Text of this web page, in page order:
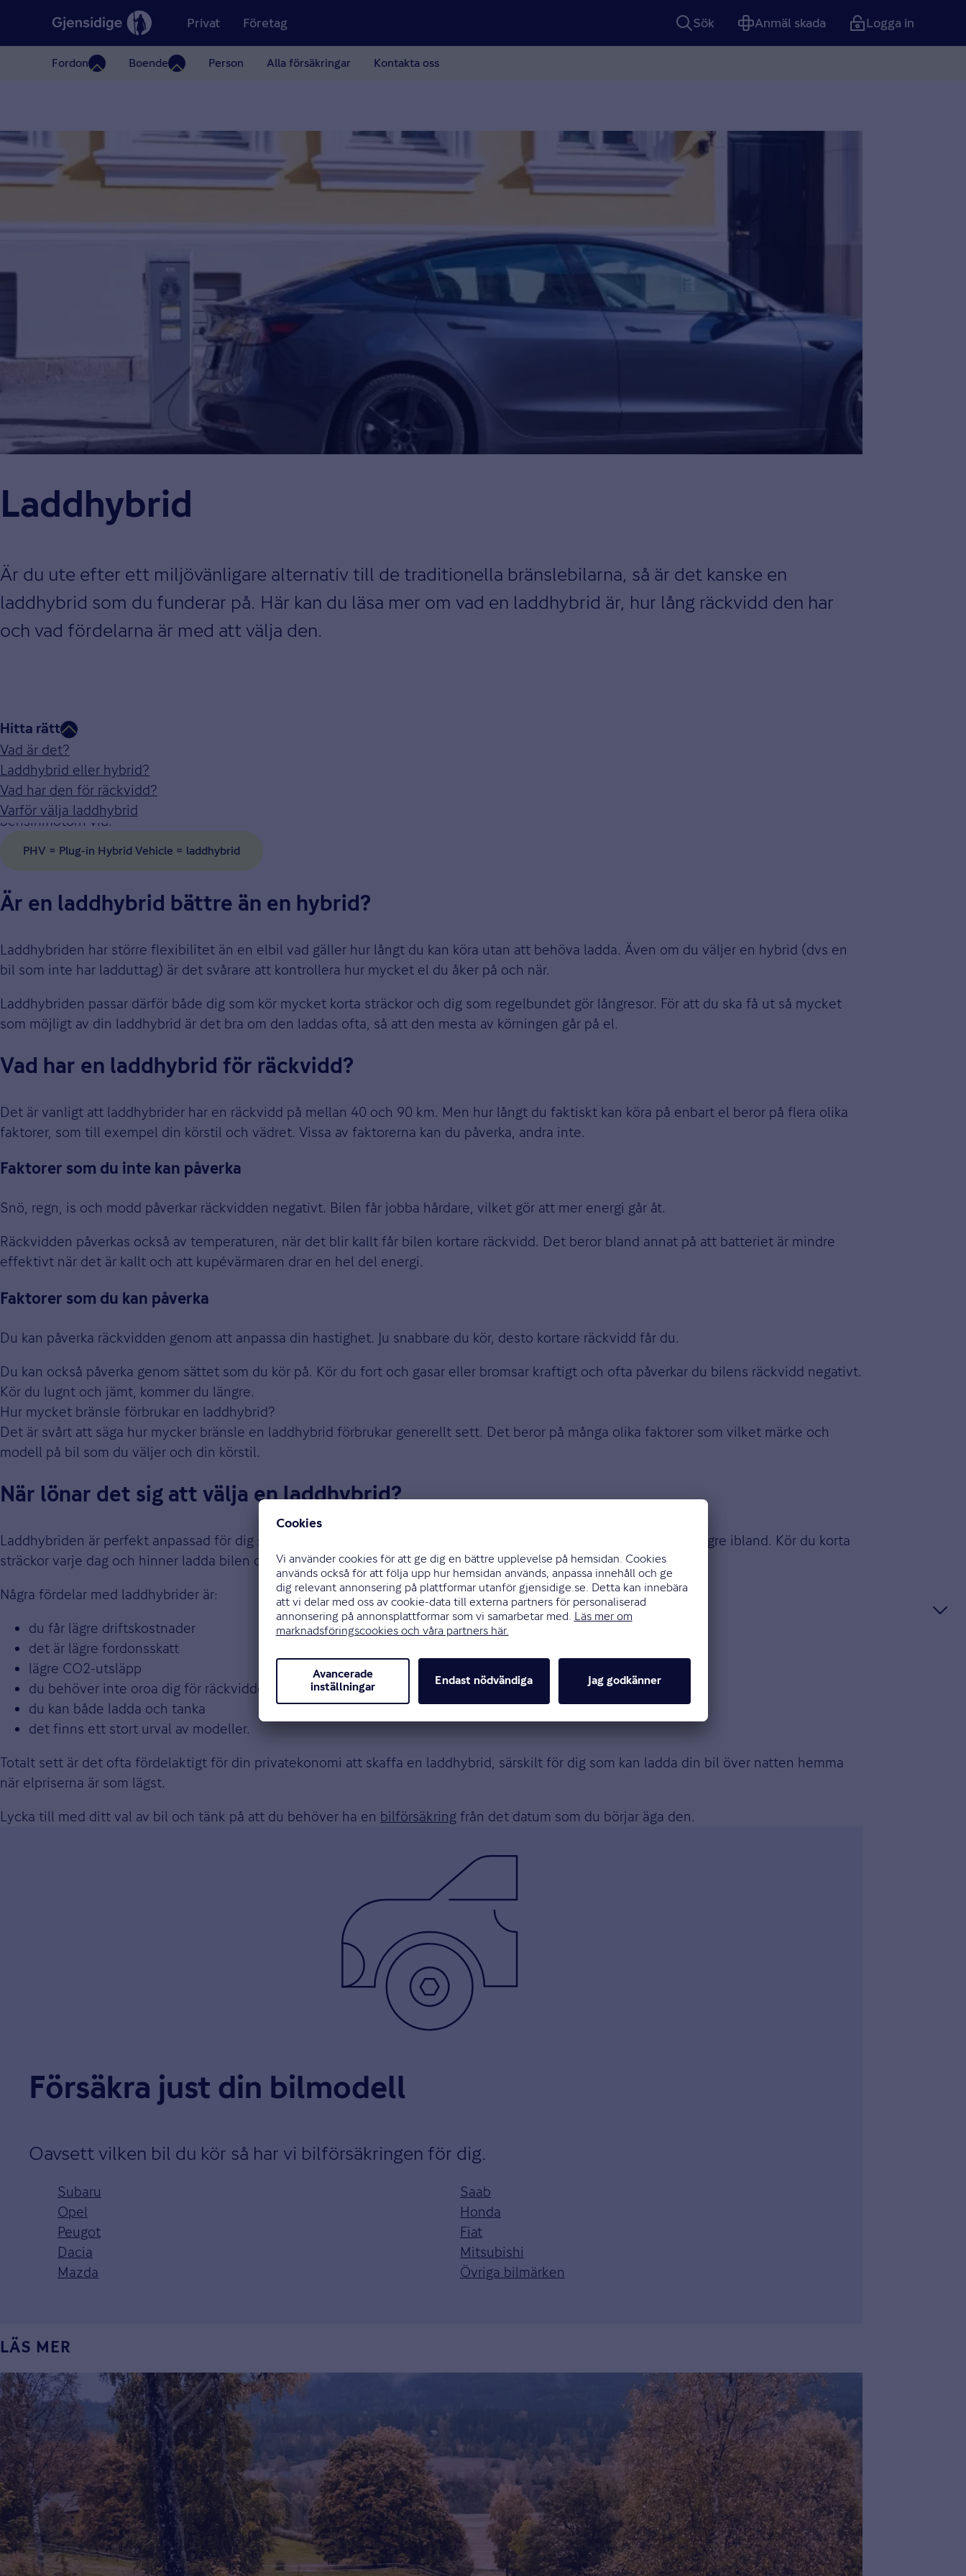
Privat
Fordon Boende Person Alla försäkringar Kontakta oss
Företag Sök Anmäl skada Logga in
Laddhybrid
Är du ute efter ett miljövänligare alternativ till de traditionella bränslebilarna, så är det kanske en
laddhybrid som du funderar på. Här kan du läsa mer om vad en laddhybrid är, hur lång räckvidd den har
och vad fördelarna är med att välja den.
Hitta rätt
Vad är det?
Laddhybrid eller hybrid?
Vad har den för räckvidd?
Varför välja laddhybrid
Vad är en laddhybrid?
En laddhybrid eller plug-in hybrid drivs av både en elmotor och en förbränningsmotor. Bilen laddas på samma sätt som en elbil, men
förbränningsmotorn gör att du inte behöver bekymra dig om bilens totala räckvidd. När elen i det laddningsbara batteriet är slut tar
bensinmotorn vid.
PHV = Plug-in Hybrid Vehicle = laddhybrid
Är en laddhybrid bättre än en hybrid?
Laddhybriden har större flexibilitet än en elbil vad gäller hur långt du kan köra utan att behöva ladda. Även om du väljer en hybrid (dvs en
bil som inte har ladduttag) är det svårare att kontrollera hur mycket el du åker på och när.
Laddhybriden passar därför både dig som kör mycket korta sträckor och dig som regelbundet gör långresor. För att du ska få ut så mycket
som möjligt av din laddhybrid är det bra om den laddas ofta, så att den mesta av körningen går på el.
Vad har en laddhybrid för räckvidd?
Det är vanligt att laddhybrider har en räckvidd på mellan 40 och 90 km. Men hur långt du faktiskt kan köra på enbart el beror på flera olika
faktorer, som till exempel din körstil och vädret. Vissa av faktorerna kan du påverka, andra inte.
Faktorer som du inte kan påverka
Snö, regn, is och modd påverkar räckvidden negativt. Bilen får jobba hårdare, vilket gör att mer energi går åt.
Räckvidden påverkas också av temperaturen, när det blir kallt får bilen kortare räckvidd. Det beror bland annat på att batteriet är mindre
effektivt när det är kallt och att kupévärmaren drar en hel del energi.
Faktorer som du kan påverka
Du kan påverka räckvidden genom att anpassa din hastighet. Ju snabbare du kör, desto kortare räckvidd får du.
Du kan också påverka genom sättet som du kör på. Kör du fort och gasar eller bromsar kraftigt och ofta påverkar du bilens räckvidd negativt.
Kör du lugnt och jämt, kommer du längre.
Hur mycket bränsle förbrukar en laddhybrid?
Det är svårt att säga hur mycker bränsle en laddhybrid förbrukar generellt sett. Det beror på många olika faktorer som vilket märke och
modell på bil som du väljer och din körstil.
När lönar det sig att välja en laddhybrid?
Laddhybriden är perfekt anpassad för dig som pendlar kortare sträckor i vardagen men samtidigt vill kunna resa längre ibland. Kör du korta
sträckor varje dag och hinner ladda bilen ofta passar den utmärkt.
Några fördelar med laddhybrider är:
du får lägre driftskostnader
det är lägre fordonsskatt
lägre CO2-utsläpp
du behöver inte oroa dig för räckvidden
du kan både ladda och tanka
det finns ett stort urval av modeller.
Totalt sett är det ofta fördelaktigt för din privatekonomi att skaffa en laddhybrid, särskilt för dig som kan ladda din bil över natten hemma
när elpriserna är som lägst.
Lycka till med ditt val av bil och tänk på att du behöver ha en bilförsäkring från det datum som du börjar äga den.
Försäkra just din bilmodell
Oavsett vilken bil du kör så har vi bilförsäkringen för dig.
Subaru
Opel
Peugot
Dacia
Mazda
Saab
Honda
Fiat
Mitsubishi
Övriga bilmärken
LÄS MER